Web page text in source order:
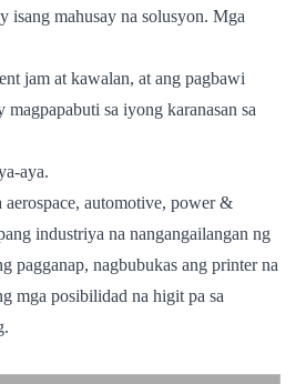
isang mahusay na solusyon. Mga
jam at kawalan, at ang pagbawi
sa iyong karanasan sa
aya.
aerospace, automotive, power &
industriya na nangangailangan ng
pagganap, nagbubukas ang printer na
mga posibilidad na higit pa sa